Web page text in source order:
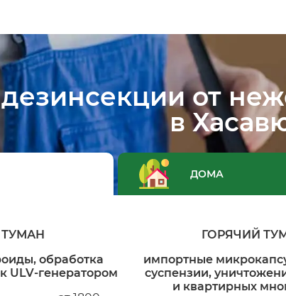
от
в
ДОМА
обработка
ULV-генератором
ГОРЯЧИЙ
импортные
суспензии,
и квартирных